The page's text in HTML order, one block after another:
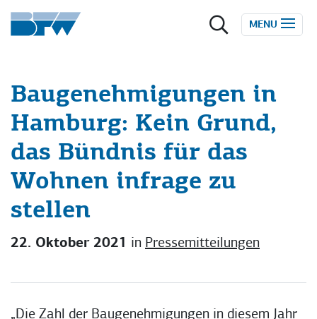
Zum Inhalt springen
MENU
Baugenehmigungen in
Hamburg: Kein Grund,
das Bündnis für das
Wohnen infrage zu
stellen
22. Oktober 2021 in Pressemitteilungen
„Die Zahl der Baugenehmigungen in diesem Jahr